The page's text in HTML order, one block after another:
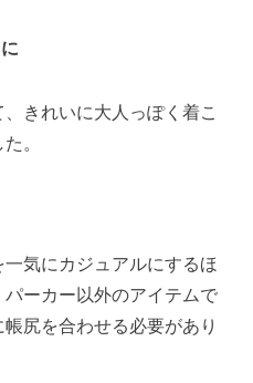
きれいに大人っぽく着こ
。
気にカジュアルにするほ
ーカー以外のアイテムで
尻を合わせる必要があり